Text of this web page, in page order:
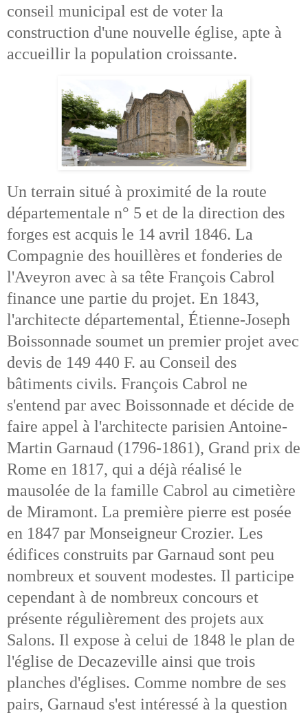
conseil municipal est de voter la
construction d'une nouvelle église, apte à
accueillir la population croissante.
Un terrain situé à proximité de la route
départementale n° 5 et de la direction des
forges est acquis le 14 avril 1846. La
Compagnie des houillères et fonderies de
l'Aveyron avec à sa tête François Cabrol
finance une partie du projet. En 1843,
l'architecte départemental, Étienne-Joseph
Boissonnade soumet un premier projet avec
devis de 149 440 F. au Conseil des
bâtiments civils. François Cabrol ne
s'entend par avec Boissonnade et décide de
faire appel à l'architecte parisien Antoine-
Martin Garnaud (1796-1861), Grand prix de
Rome en 1817, qui a déjà réalisé le
mausolée de la famille Cabrol au cimetière
de Miramont. La première pierre est posée
en 1847 par Monseigneur Crozier. Les
édifices construits par Garnaud sont peu
nombreux et souvent modestes. Il participe
cependant à de nombreux concours et
présente régulièrement des projets aux
Salons. Il expose à celui de 1848 le plan de
l'église de Decazeville ainsi que trois
planches d'églises. Comme nombre de ses
pairs, Garnaud s'est intéressé à la question